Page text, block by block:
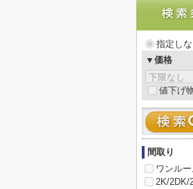
指定し
▼価格
値下げ
間取り
ワンルー
2K/2DK/